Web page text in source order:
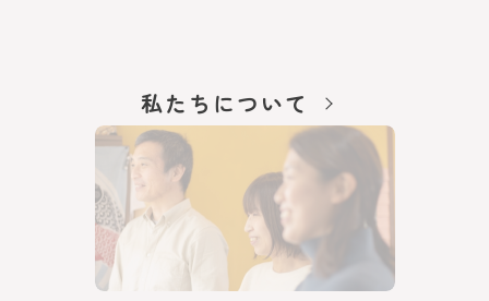
私たちについて